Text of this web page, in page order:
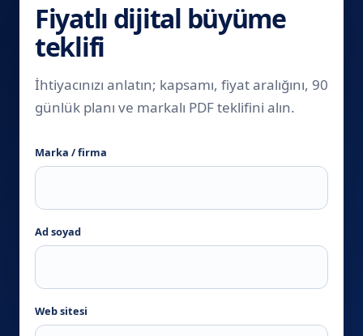
Fiyatlı dijital büyüme
teklifi
İhtiyacınızı anlatın; kapsamı, fiyat aralığını, 90
günlük planı ve markalı PDF teklifini alın.
Marka / firma
Ad soyad
Web sitesi